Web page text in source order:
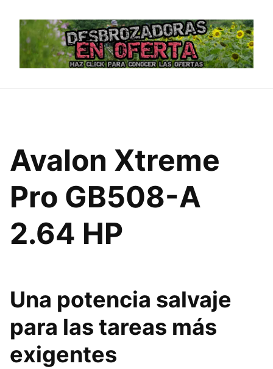
contenido
Avalon Xtreme
Pro GB508-A
2.64 HP
Una potencia salvaje
para las tareas más
exigentes